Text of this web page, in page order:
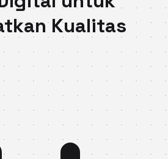
Kualitas